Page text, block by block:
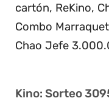
cartón, ReKino,
Combo
Chao Jefe
Kino: Sorteo